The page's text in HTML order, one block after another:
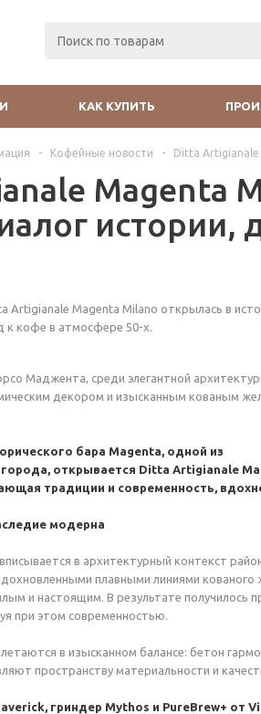
КАК КУПИТЬ
- Кофейные новости - Ditta Artigianale
Magenta
истории,
Artigianale Magenta Milano открылась в
к кофе в атмосфере 50-х.
Маджента, среди элегантной
декором и изысканным кованым
бара Magenta, одной из
открывается Ditta Artigianale
традиции и современность,
модерна
в архитектурный контекст
плавными линиями
и настоящим. В результате получилось
при этом современностью.
в изысканном балансе: бетон
пространству материальности и
гриндер Mythos и PureBrew+ от